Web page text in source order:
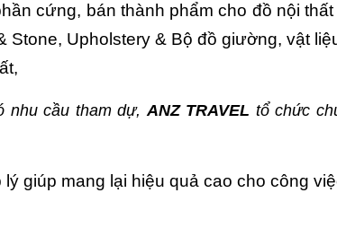
cứng, bán thành phẩm cho đồ nội
Stone, Upholstery & Bộ đồ giường, vật
nhu cầu tham dự,ANZ TRAVEL tổ chức
giúp mang lại hiệu quả cao cho công